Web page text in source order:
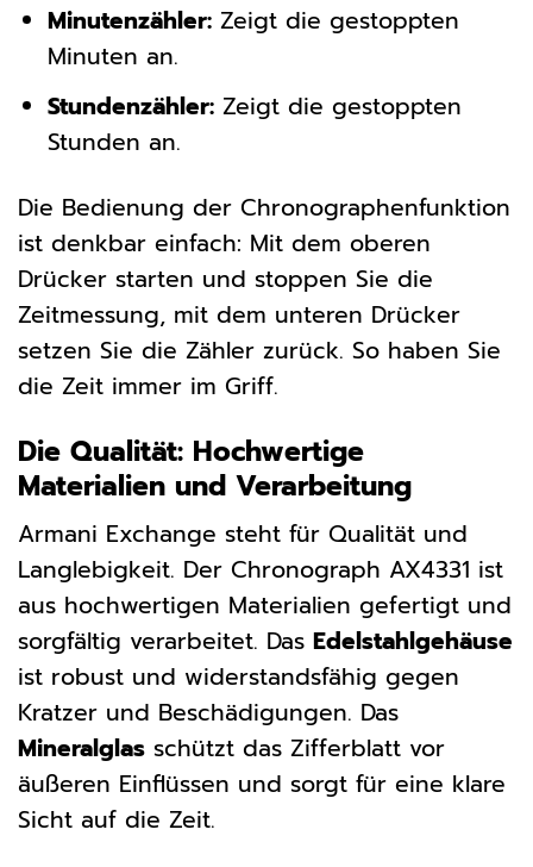
Minutenzähler:Zeigt die gestoppten
Minuten an.
Stundenzähler:Zeigt die gestoppten
Stunden an.
Die Bedienung der Chronographenfunktion
ist denkbar einfach: Mit dem oberen
Drücker starten und stoppen Sie die
Zeitmessung, mit dem unteren Drücker
setzen Sie die Zähler zurück. So haben Sie
die Zeit immer im Griff.
Die Qualität: Hochwertige
Materialien und Verarbeitung
Armani Exchange steht für Qualität und
Langlebigkeit. Der Chronograph AX4331 ist
aus hochwertigen Materialien gefertigt und
sorgfältig verarbeitet. Das Edelstahlgehäuse
ist robust und widerstandsfähig gegen
Kratzer und Beschädigungen. Das
Mineralglas schützt das Zifferblatt vor
äußeren Einflüssen und sorgt für eine klare
Sicht auf die Zeit.